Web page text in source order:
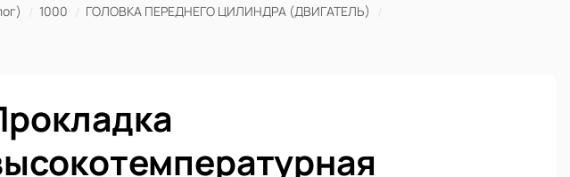
1000
ГОЛОВКА ПЕРЕДНЕГО ЦИЛИНДРА (ДВИГАТЕЛЬ)